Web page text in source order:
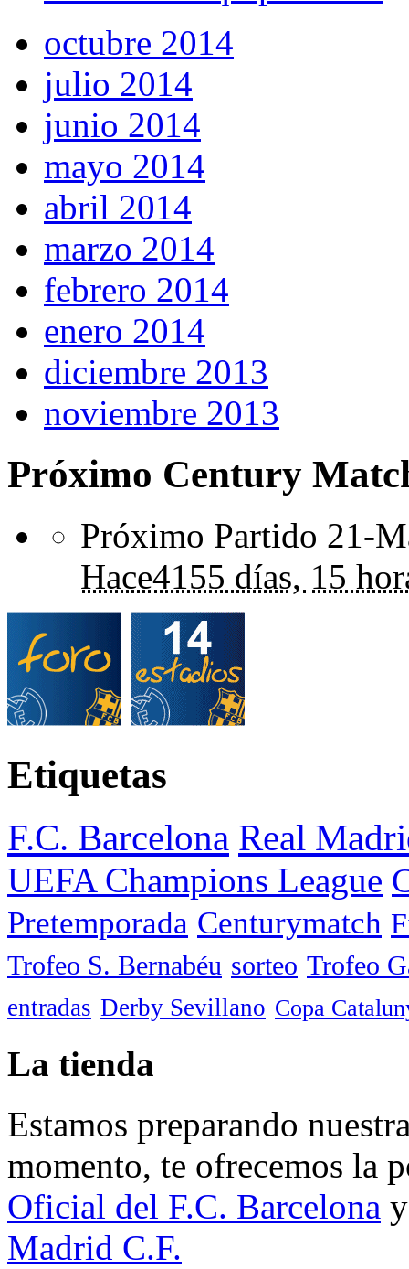
octubre 2014
julio 2014
junio 2014
mayo 2014
abril 2014
marzo 2014
febrero 2014
enero 2014
diciembre 2013
noviembre 2013
Próximo Century
Próximo Partido 21-
Hace4155 días, 15
Etiquetas
F.C. Barcelona Real
UEFA Champions League
Pretemporada Centurymatch
Trofeo S. Bernabéu sorteo Trofeo
entradas Derby Sevillano Copa
La tienda
Estamos preparando
momento, te ofrecemos la
Oficial del F.C. Barcelona
Madrid C.F.